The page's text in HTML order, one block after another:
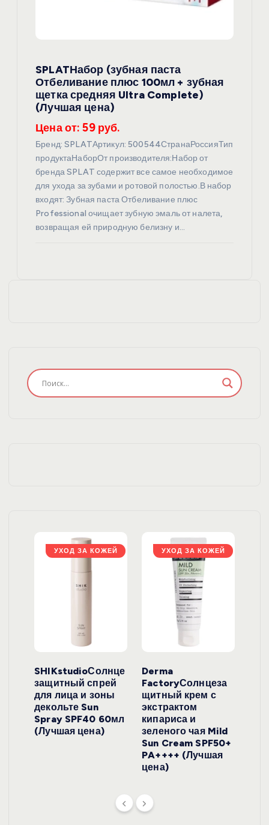
SPLATНабор (зубная паста
Отбеливание плюс 100мл + зубная
щетка средняя Ultra Complete)
(Лучшая цена)
Цена от: 59 руб.
Бренд: SPLATАртикул: 500544СтранаРоссияТип
продуктаНаборОт производителя:Набор от
бренда SPLAT содержит все самое необходимое
для ухода за зубами и ротовой полостью.В набор
входят: Зубная паста Отбеливание плюс
Professional очищает зубную эмаль от налета,
возвращая ей природную белизну и…
УХОД ЗА КОЖЕЙ
SHIKstudioСолнце
защитный спрей
для лица и зоны
декольте Sun
Spray SPF40 60мл
(Лучшая цена)
УХОД ЗА КОЖЕЙ
Derma
FactoryСолнцеза
щитный крем с
экстрактом
кипариса и
зеленого чая Mild
Sun Cream SPF50+
PA++++ (Лучшая
цена)